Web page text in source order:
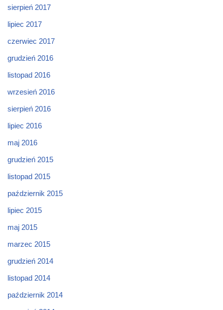
sierpień 2017
lipiec 2017
czerwiec 2017
grudzień 2016
listopad 2016
wrzesień 2016
sierpień 2016
lipiec 2016
maj 2016
grudzień 2015
listopad 2015
październik 2015
lipiec 2015
maj 2015
marzec 2015
grudzień 2014
listopad 2014
październik 2014